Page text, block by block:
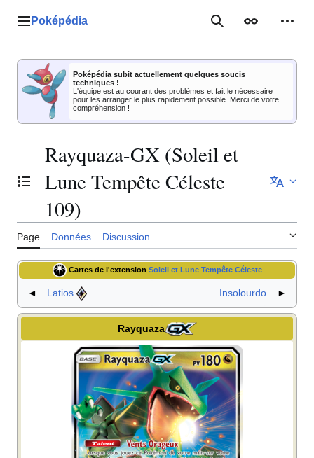
Menu principal
Poképédia RechercherApparence
Poképédia subit actuellement quelques soucis
techniques !
L'équipe est au courant des problèmes et fait le nécessaire
pour les arranger le plus rapidement possible. Merci de votre
compréhension !
Basculer la table des matières
Rayquaza-GX (Soleil et
Lune Tempête Céleste
109)
Page Données Discussion
Cartes de l'extension Soleil et Lune Tempête Céleste
◄ Latios Insolourdo ►
Rayquaza